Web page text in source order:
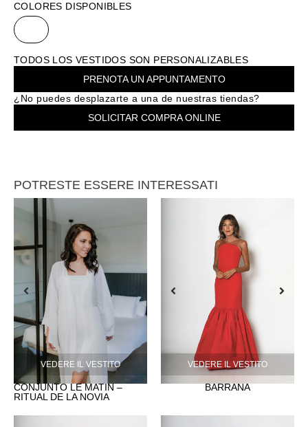
COLORES DISPONIBLES
TODOS LOS VESTIDOS SON PERSONALIZABLES
PRENOTA UN APPUNTAMENTO
¿No puedes desplazarte a una de nuestras tiendas?
SOLICITAR COMPRA ONLINE
POTRESTE ESSERE INTERESSATI
VEDERE IL VESTITO
CONJUNTO LE MATIN –
RITUAL DE LA NOVIA
VEDERE IL VESTITO
BARRAÑA